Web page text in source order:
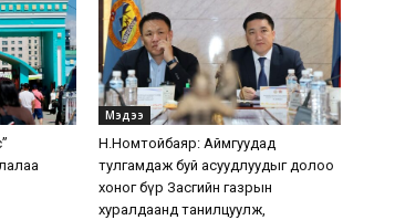
Мэдээ
Н.Номтойбаяр: Аймгуудад
тулгамдаж буй асуудлуудыг долоо
хоног бүр Засгийн газрын
хуралдаанд танилцуулж,